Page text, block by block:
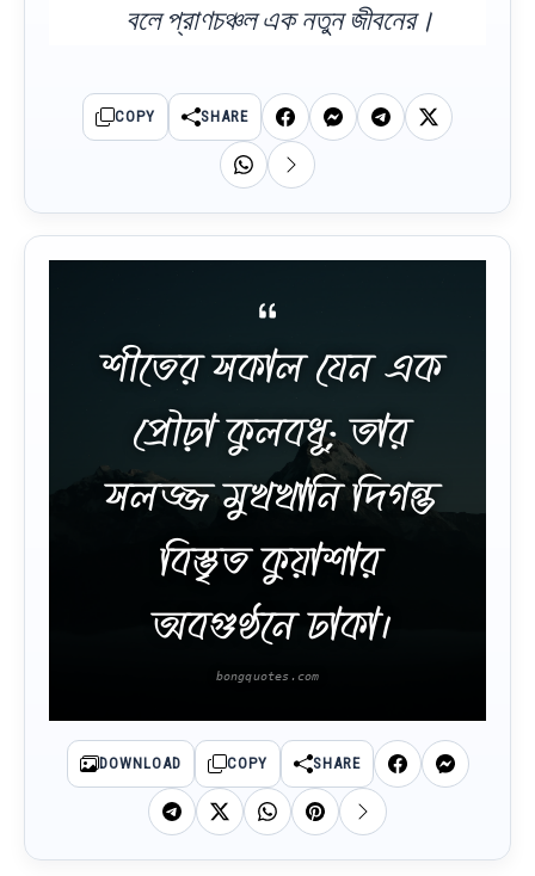
বলে প্রাণচঞ্চল এক নতুন জীবনের।
COPY SHARE
শীতের সকাল যেন এক
প্রৌঢ়া কুলবধূ; তার
সলজ্জ মুখখানি দিগন্ত
বিস্তৃত কুয়াশার
অবগুণ্ঠনে ঢাকা।
DOWNLOAD COPY SHARE